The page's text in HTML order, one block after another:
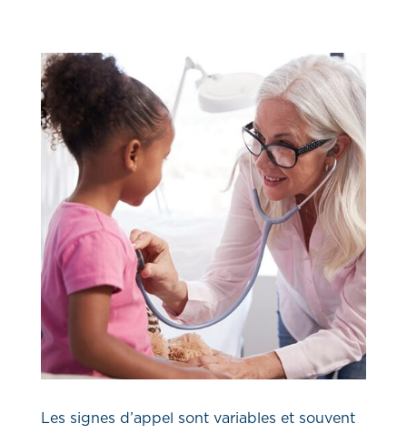
Les signes d’appel sont variables et souvent